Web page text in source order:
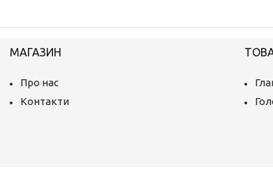
МАГАЗИН
Про нас
Контакти